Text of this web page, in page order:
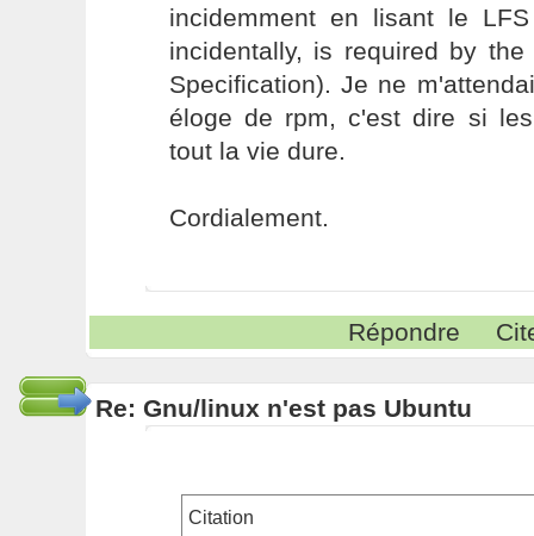
incidemment en lisant le
incidentally, is required by
Specification). Je ne
éloge de rpm, c'est dire si
tout la vie dure.
Cordialement.
Répondre
Re: Gnu/linux n'est pas Ubuntu
Citation